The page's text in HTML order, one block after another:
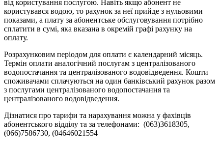
від користування послугою. Навіть якщо абонент не
користувався водою, то рахунок за неї прийде з нульовими
показами, а плату за абонентське обслуговування потрібно
сплатити в сумі, яка вказана в окремій графі рахунку на
оплату.
Розрахунковим періодом для оплати є календарний місяць.
Термін оплати аналогічний послугам з централізованого
водопостачання та централізованого водовідведення. Кошти
споживачами сплачуються на один банківський рахунок разом
з послугами централізованого водопостачання та
централізованого водовідведення.
Дізнатися про тарифи та нарахування можна у фахівців
абонентського відділу та за телефонами: (063)3618305,
(066)7586730, (04646021554